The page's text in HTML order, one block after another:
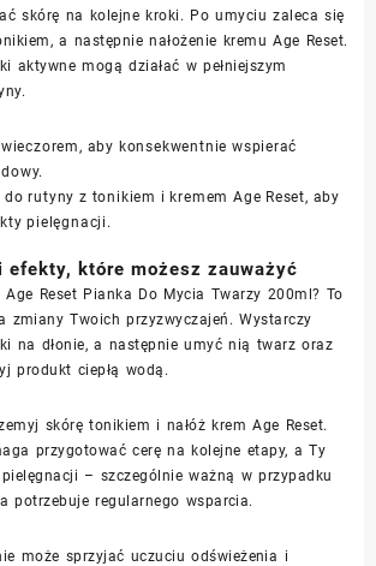
skórę na kolejne kroki. Po umyciu zaleca się
a następnie nałożenie kremu Age Reset.
aktywne mogą działać w pełniejszym
aby konsekwentnie wspierać
do rutyny z tonikiem i kremem Age Reset, aby
pielęgnacji.
efekty, które możesz zauważyć
Reset Pianka Do Mycia Twarzy 200ml? To
zmiany Twoich przyzwyczajeń. Wystarczy
na dłonie, a następnie umyć nią twarz oraz
produkt ciepłą wodą.
skórę tonikiem i nałóż krem Age Reset.
przygotować cerę na kolejne etapy, a Ty
– szczególnie ważną w przypadku
potrzebuje regularnego wsparcia.
może sprzyjać uczuciu odświeżenia i